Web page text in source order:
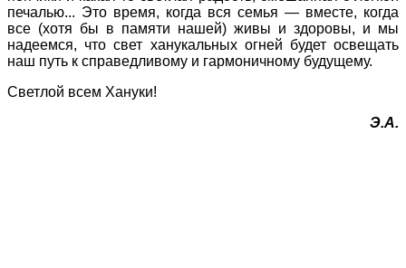
печалью... Это время, когда вся семья — вместе, когда
все (хотя бы в памяти нашей) живы и здоровы, и мы
надеемся, что свет ханукальных огней будет освещать
наш путь к справедливому и гармоничному будущему.
Светлой всем Хануки!
Э.А.